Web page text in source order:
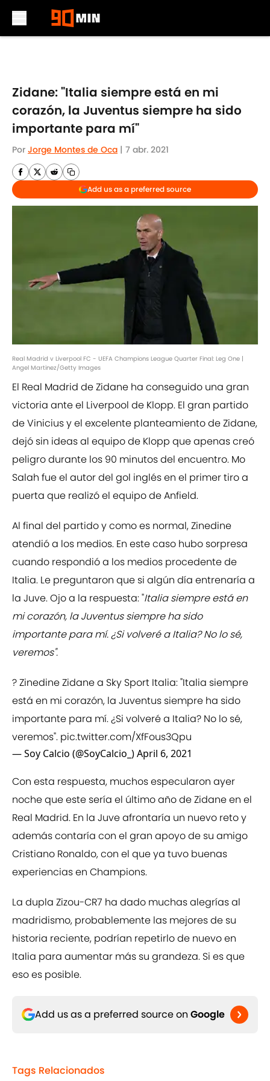
Zidane: "Italia siempre está en mi
corazón, la Juventus siempre ha sido
importante para mí"
Por Jorge Montes de Oca | 7 abr. 2021
Add us as a preferred source
Real Madrid v Liverpool FC - UEFA Champions League Quarter Final: Leg One |
Angel Martinez/Getty Images
El Real Madrid de Zidane ha conseguido una gran
victoria ante el Liverpool de Klopp. El gran partido
de Vinicius y el excelente planteamiento de Zidane,
dejó sin ideas al equipo de Klopp que apenas creó
peligro durante los 90 minutos del encuentro. Mo
Salah fue el autor del gol inglés en el primer tiro a
puerta que realizó el equipo de Anfield.
Al final del partido y como es normal, Zinedine
atendió a los medios. En este caso hubo sorpresa
cuando respondió a los medios procedente de
Italia. Le preguntaron que si algún día entrenaría a
la Juve. Ojo a la respuesta: "Italia siempre está en
mi corazón, la Juventus siempre ha sido
importante para mí. ¿Si volveré a Italia? No lo sé,
veremos".
? Zinedine Zidane a Sky Sport Italia: "Italia siempre
está en mi corazón, la Juventus siempre ha sido
importante para mí. ¿Si volveré a Italia? No lo sé,
veremos". pic.twitter.com/XfFous3Qpu
— Soy Calcio (@SoyCalcio_)April 6, 2021
Con esta respuesta, muchos especularon ayer
noche que este sería el último año de Zidane en el
Real Madrid. En la Juve afrontaría un nuevo reto y
además contaría con el gran apoyo de su amigo
Cristiano Ronaldo, con el que ya tuvo buenas
experiencias en Champions.
La dupla Zizou-CR7 ha dado muchas alegrías al
madridismo, probablemente las mejores de su
historia reciente, podrían repetirlo de nuevo en
Italia para aumentar más su grandeza. Si es que
eso es posible.
Add us as a preferred source on Google
Tags Relacionados